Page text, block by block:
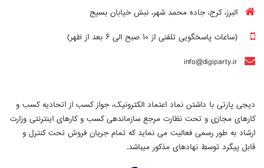
البرز، کرج، جاده محمد شهر، نبش خیابان بسیج
(ساعات پاسخگویی تلفنی از ۱۰ صبح الی ۶ بعد از ظهر)
info@digiparty.ir
دیجی پارتی با داشتن نماد اعتماد الکترونیک، جواز کسب از اتحادیه کسب و
کارهای مجازی و تحت نظارت مرجع سازماندهی کسب و کارهای اینترنتی وزارت
ارشاد به طور رسمی فعالیت می نماید که تمام جریان فروش تحت کنترل و
قابل پیگرد توسط نهادهای مذکور میباشد.